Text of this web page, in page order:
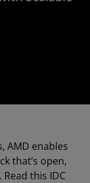
AMD enables
that’s open,
this IDC